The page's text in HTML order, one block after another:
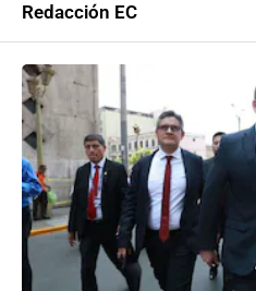
Redacción EC